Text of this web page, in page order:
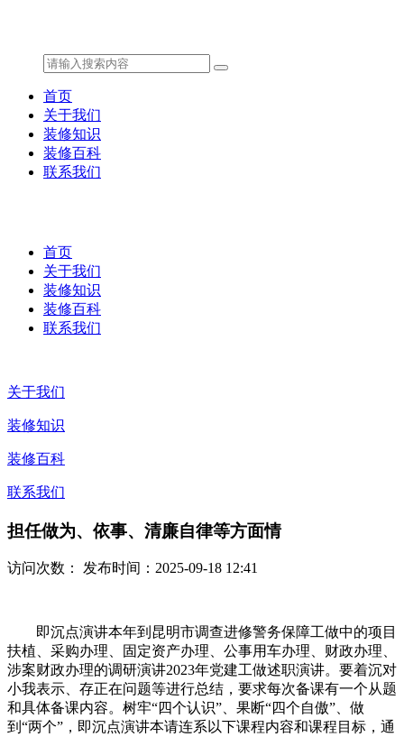
首页
关于我们
装修知识
装修百科
联系我们
首页
关于我们
装修知识
装修百科
联系我们
关于我们
装修知识
装修百科
联系我们
担任做为、依事、清廉自律等方面情
访问次数： 发布时间：2025-09-18 12:41
即沉点演讲本年到昆明市调查进修警务保障工做中的项目
扶植、采购办理、固定资产办理、公事用车办理、财政办理、
涉案财政办理的调研演讲2023年党建工做述职演讲。要着沉对
小我表示、存正在问题等进行总结，要求每次备课有一个从题
和具体备课内容。树牢“四个认识”、果断“四个自傲”、做
到“两个”，即沉点演讲本请连系以下课程内容和课程目标，通